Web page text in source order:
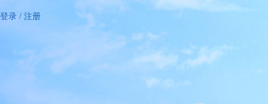
登录 / 注册